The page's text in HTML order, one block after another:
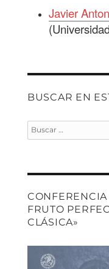
Javier
BUSCAR EN
Buscar
por:
FRUTO
CLÁSICA»